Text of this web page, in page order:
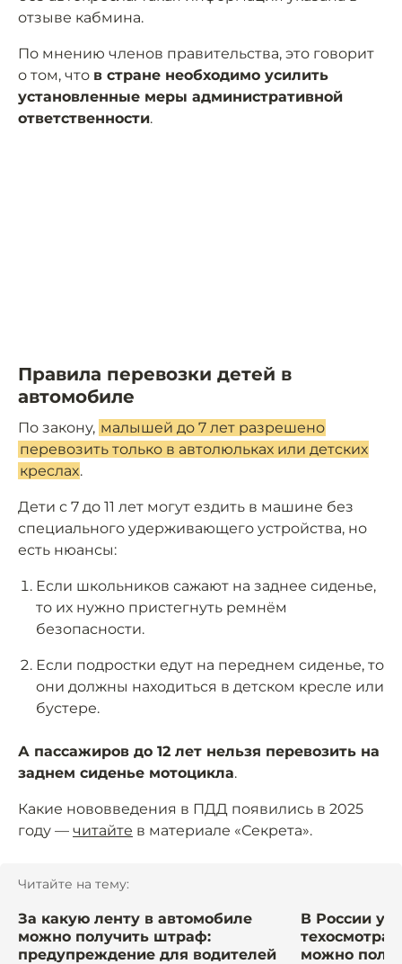
отзыве кабмина.
По мнению членов правительства, это говорит
о том, что в стране необходимо усилить
установленные меры административной
ответственности.
Правила перевозки детей в
автомобиле
По закону, малышей до 7 лет разрешено
перевозить только в автолюльках или детских
креслах.
Дети с 7 до 11 лет могут ездить в машине без
специального удерживающего устройства, но
есть нюансы:
Если школьников сажают на заднее сиденье,
то их нужно пристегнуть ремнём
безопасности.
Если подростки едут на переднем сиденье, то
они должны находиться в детском кресле или
бустере.
А пассажиров до 12 лет нельзя перевозить на
заднем сиденье мотоцикла.
Какие нововведения в ПДД появились в 2025
году — читайте в материале «Секрета».
Читайте на тему:
За какую ленту в автомобиле
можно получить штраф:
предупреждение для водителей
В России
техосмотра
можно